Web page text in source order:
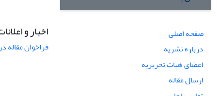
صفحه اصلی
درباره نشریه
اعضای هیات تحریریه
ارسال مقاله
اخبار و
فراخوان مقاله